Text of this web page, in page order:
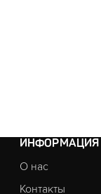
ИНФОРМАЦИЯ
О нас
Контакты